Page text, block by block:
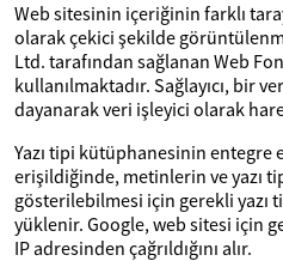
Web sitesinin içeriğinin farklı
olarak çekici şekilde
Ltd. tarafından sağlanan Web
kullanılmaktadır. Sağlayıcı, bir
dayanarak veri işleyici olarak
Yazı tipi kütüphanesinin
erişildiğinde, metinlerin ve yazı
gösterilebilmesi için gerekli yazı
yüklenir. Google, web sitesi için
IP adresinden çağrıldığını alır.